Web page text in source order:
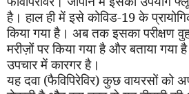
है। हाल ही में इसे कोविड-19 के
किया गया है। अब तक इसका परीक्षण
मरीज़ों पर किया गया है और बताया गया
उपचार में कारगर है।
यह दवा (फैविपिरेविर) कुछ वायरसों को